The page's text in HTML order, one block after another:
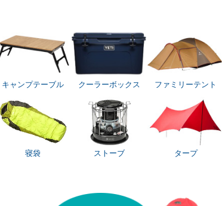
キャンプテーブル クーラーボックス ファミリーテント
寝袋 ストーブ タープ